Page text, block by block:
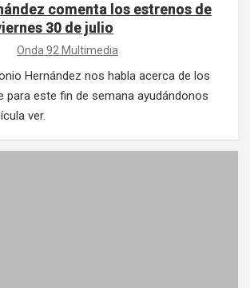
comenta los estrenos de
30 de julio
Onda 92 Multimedia
Hernández nos habla acerca de los
para este fin de semana ayudándonos
ver.